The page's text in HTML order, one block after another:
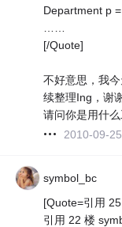
Department p
[/Quote]
不好意思，我
续整理Ing，谢
请问你是用什
2010-09-25
symbol_bc
[Quote=引用
引用 22 楼